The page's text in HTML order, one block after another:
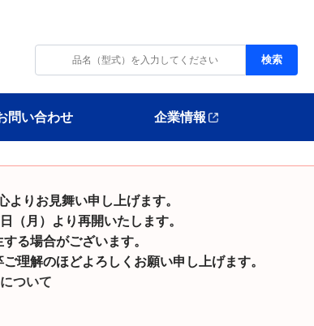
問い合わせ 企業情報
りお見舞い申し上げます。
）より再開いたします。
場合がございます。
のほどよろしくお願い申し上げます。
ついて